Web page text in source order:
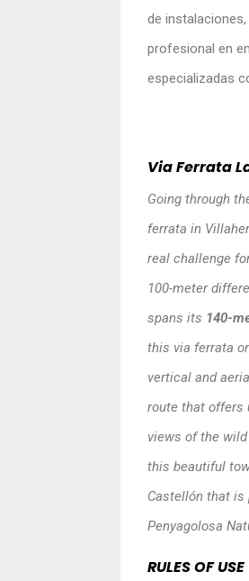
de
profesional en
especializadas
Via Ferrata
Going through
ferrata in
real challenge
100-meter
spans its 140-
this via ferrata
vertical and
route that offers
views of the
this beautiful
Castellón that is
Penyagolosa
RULES OF USE